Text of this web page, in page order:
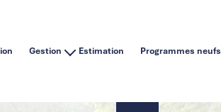
Gestion Estimation Programmes neufs